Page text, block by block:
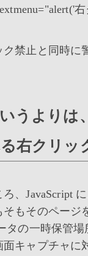
ク禁止と同時に
うよりは
右クリッ
、JavaScript
そもそのページ
タの一時保管
キャプチャに